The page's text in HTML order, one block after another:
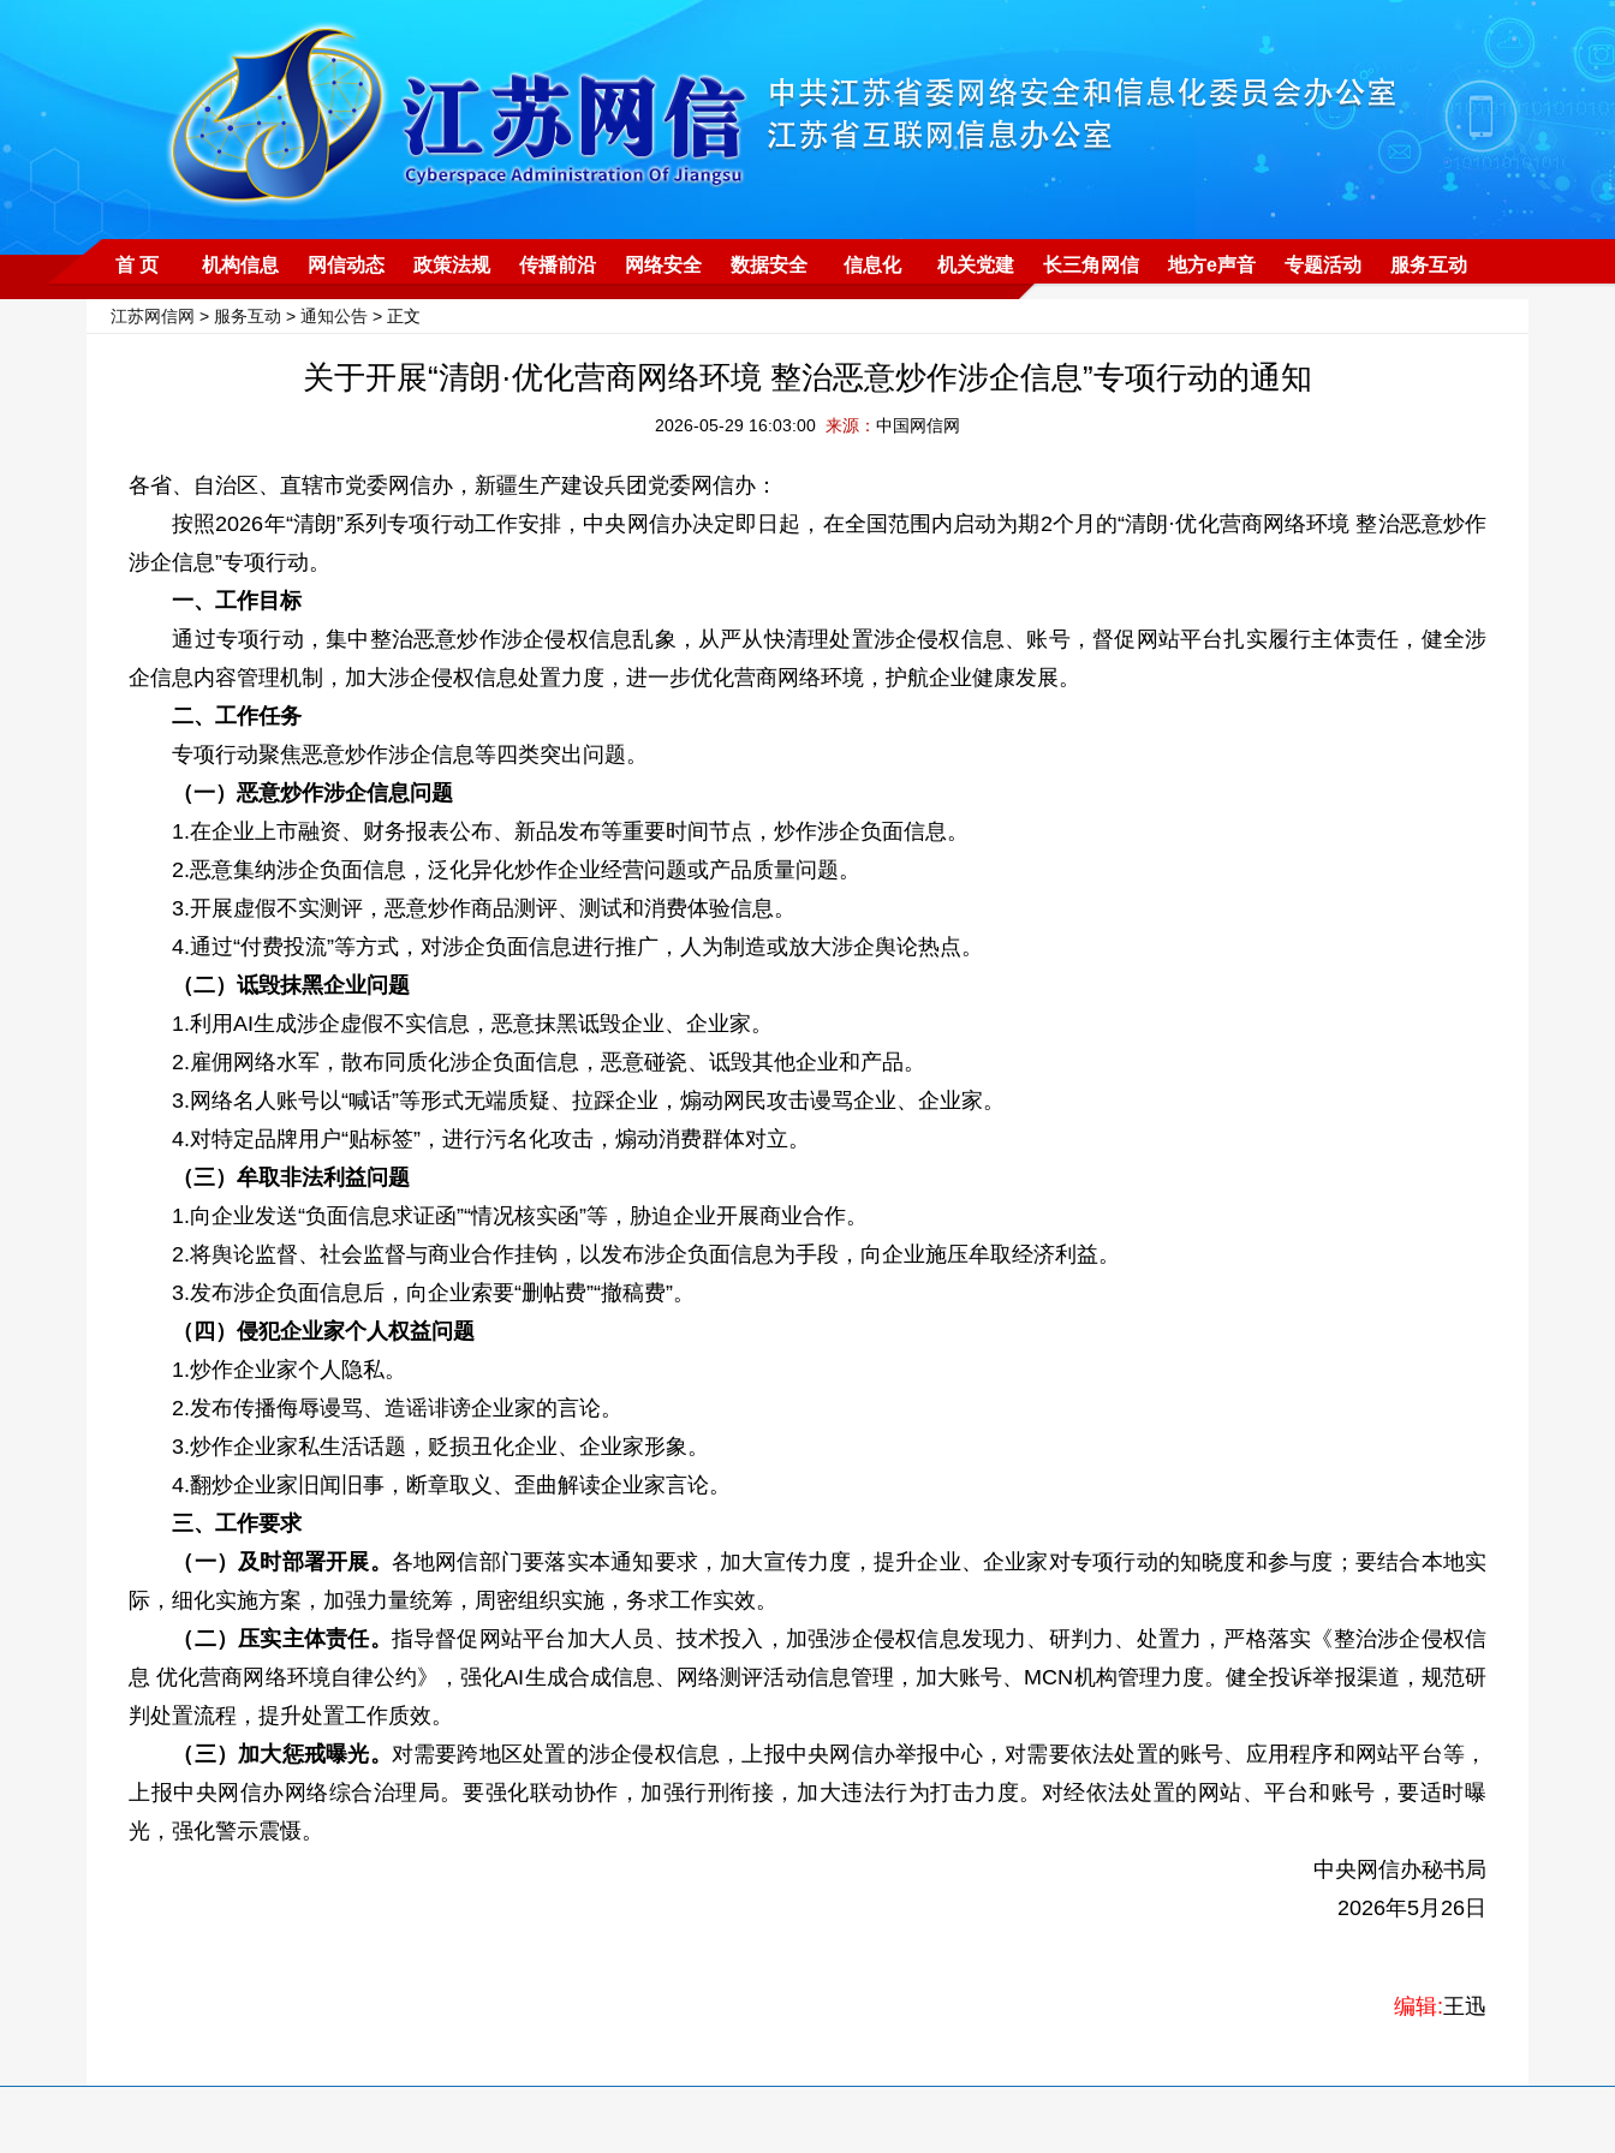
首 页 机构信息 网信动态 政策法规 传播前沿 网络安全 数据安全 信息化 机关党建 长三角网信 地方e声音 专题活动 服务互动
江苏网信网 > 服务互动 > 通知公告 > 正文
关于开展“清朗·优化营商网络环境 整治恶意炒作涉企信息”专项行动的通知
2026-05-29 16:03:00 来源： 中国网信网
各省、自治区、直辖市党委网信办，新疆生产建设兵团党委网信办：
按照2026年“清朗”系列专项行动工作安排，中央网信办决定即日起，在全国范围内启动为期2个月的“清朗·优化营商网络环境 整治恶意炒作
涉企信息”专项行动。
一、工作目标
通过专项行动，集中整治恶意炒作涉企侵权信息乱象，从严从快清理处置涉企侵权信息、账号，督促网站平台扎实履行主体责任，健全涉
企信息内容管理机制，加大涉企侵权信息处置力度，进一步优化营商网络环境，护航企业健康发展。
二、工作任务
专项行动聚焦恶意炒作涉企信息等四类突出问题。
（一）恶意炒作涉企信息问题
1.在企业上市融资、财务报表公布、新品发布等重要时间节点，炒作涉企负面信息。
2.恶意集纳涉企负面信息，泛化异化炒作企业经营问题或产品质量问题。
3.开展虚假不实测评，恶意炒作商品测评、测试和消费体验信息。
4.通过“付费投流”等方式，对涉企负面信息进行推广，人为制造或放大涉企舆论热点。
（二）诋毁抹黑企业问题
1.利用AI生成涉企虚假不实信息，恶意抹黑诋毁企业、企业家。
2.雇佣网络水军，散布同质化涉企负面信息，恶意碰瓷、诋毁其他企业和产品。
3.网络名人账号以“喊话”等形式无端质疑、拉踩企业，煽动网民攻击谩骂企业、企业家。
4.对特定品牌用户“贴标签”，进行污名化攻击，煽动消费群体对立。
（三）牟取非法利益问题
1.向企业发送“负面信息求证函”“情况核实函”等，胁迫企业开展商业合作。
2.将舆论监督、社会监督与商业合作挂钩，以发布涉企负面信息为手段，向企业施压牟取经济利益。
3.发布涉企负面信息后，向企业索要“删帖费”“撤稿费”。
（四）侵犯企业家个人权益问题
1.炒作企业家个人隐私。
2.发布传播侮辱谩骂、造谣诽谤企业家的言论。
3.炒作企业家私生活话题，贬损丑化企业、企业家形象。
4.翻炒企业家旧闻旧事，断章取义、歪曲解读企业家言论。
三、工作要求
（一）及时部署开展。 各地网信部门要落实本通知要求，加大宣传力度，提升企业、企业家对专项行动的知晓度和参与度；要结合本地实
际，细化实施方案，加强力量统筹，周密组织实施，务求工作实效。
（二）压实主体责任。 指导督促网站平台加大人员、技术投入，加强涉企侵权信息发现力、研判力、处置力，严格落实《整治涉企侵权信
息 优化营商网络环境自律公约》，强化AI生成合成信息、网络测评活动信息管理，加大账号、MCN机构管理力度。健全投诉举报渠道，规范研
判处置流程，提升处置工作质效。
（三）加大惩戒曝光。 对需要跨地区处置的涉企侵权信息，上报中央网信办举报中心，对需要依法处置的账号、应用程序和网站平台等，
上报中央网信办网络综合治理局。要强化联动协作，加强行刑衔接，加大违法行为打击力度。对经依法处置的网站、平台和账号，要适时曝
光，强化警示震慑。
中央网信办秘书局
2026年5月26日
编辑:王迅